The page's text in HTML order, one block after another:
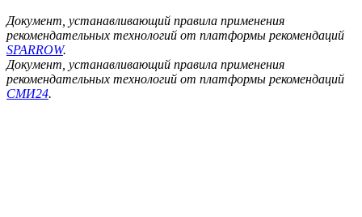
Документ, устанавливающий правила применения
рекомендательных технологий от платформы рекомендаций
SPARROW.
Документ, устанавливающий правила применения
рекомендательных технологий от платформы рекомендаций
СМИ24.